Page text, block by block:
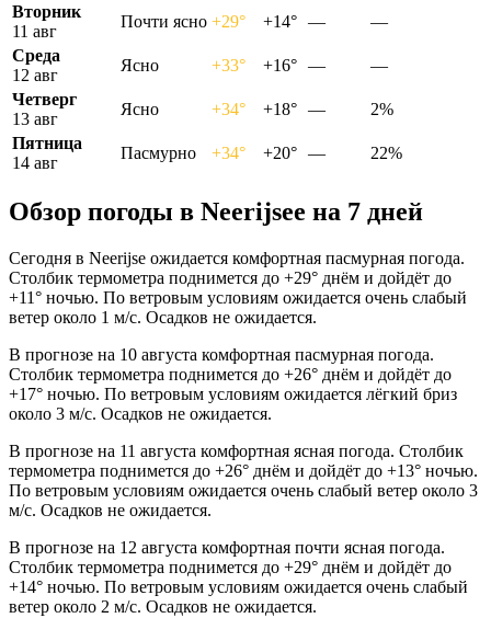
Вторник
11 авг
Почти ясно +29° +14° —
—
Среда
12 авг
Ясно +33° +16° —
—
Четверг
13 авг
Ясно +34° +18° —
2%
Пятница
14 авг
Пасмурно +34° +20° — 22%
Обзор погоды в Neerijseе на 7 дней
Сегодня в Neerijse ожидается комфортная пасмурная погода.
Столбик термометра поднимется до +29° днём и дойдёт до
+11° ночью. По ветровым условиям ожидается очень слабый
ветер около 1 м/с. Осадков не ожидается.
В прогнозе на 10 августа комфортная пасмурная погода.
Столбик термометра поднимется до +26° днём и дойдёт до
+17° ночью. По ветровым условиям ожидается лёгкий бриз
около 3 м/с. Осадков не ожидается.
В прогнозе на 11 августа комфортная ясная погода. Столбик
термометра поднимется до +26° днём и дойдёт до +13° ночью.
По ветровым условиям ожидается очень слабый ветер около 3
м/с. Осадков не ожидается.
В прогнозе на 12 августа комфортная почти ясная погода.
Столбик термометра поднимется до +29° днём и дойдёт до
+14° ночью. По ветровым условиям ожидается очень слабый
ветер около 2 м/с. Осадков не ожидается.